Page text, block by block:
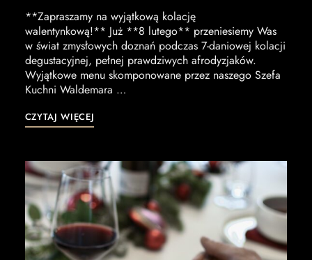
**Zapraszamy na wyjątkową kolację
walentynkową!** Już **8 lutego** przeniesiemy Was
w świat zmysłowych doznań podczas 7-daniowej kolacji
degustacyjnej, pełnej prawdziwych afrodyzjaków.
Wyjątkowe menu skomponowane przez naszego Szefa
Kuchni Waldemara …
CZYTAJ WIĘCEJ